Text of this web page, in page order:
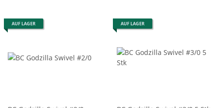
AUF LAGER AUF LAGER